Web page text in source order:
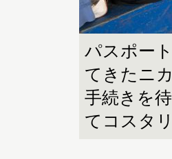
パスポー
てきたニ
手続きを
てコスタ